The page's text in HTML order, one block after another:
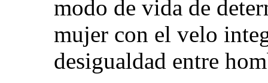
modo de vida de
mujer con el velo
desigualdad entre